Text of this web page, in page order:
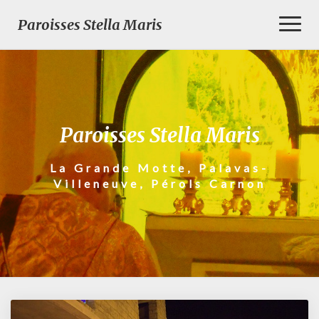
Paroisses Stella Maris
Paroisses Stella Maris
La Grande Motte, Palavas-
Villeneuve, Pérols Carnon